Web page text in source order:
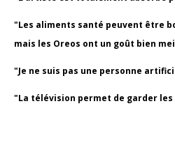
"Les aliments santé peuvent être
mais les Oreos ont un goût bien
"Je ne suis pas une personne
"La télévision permet de garder